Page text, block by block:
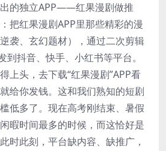
的独立APP——红果漫剧做推
把红果漫剧APP里那些精彩的漫
袭、玄幻题材），通过二次剪辑
到抖音、快手、小红书等平台。
上头，去下载“红果漫剧”APP看
给你发钱。这和我们熟知的短剧
低多了。现在高考刚结束、暑假
暇时间最多的时候，而这恰好是
时此刻，平台缺内容、缺推广，